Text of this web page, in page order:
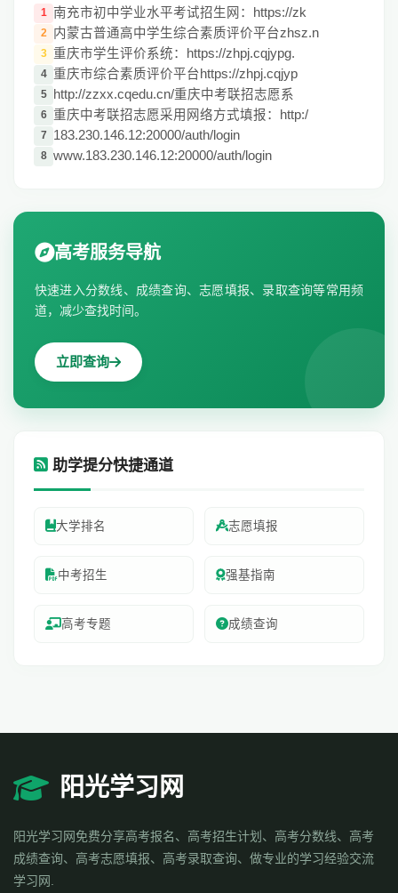
1 南充市初中学业水平考试招生网：https://zk
2 内蒙古普通高中学生综合素质评价平台zhsz.n
3 重庆市学生评价系统：https://zhpj.cqjypg.
4 重庆市综合素质评价平台https://zhpj.cqjyp
5 http://zzxx.cqedu.cn/重庆中考联招志愿系
6 重庆中考联招志愿采用网络方式填报：http:/
7 183.230.146.12:20000/auth/login
8 www.183.230.146.12:20000/auth/login
高考服务导航
快速进入分数线、成绩查询、志愿填报、录取查询等常用频
道，减少查找时间。
立即查询
助学提分快捷通道
大学排名 志愿填报
中考招生 强基指南
高考专题 成绩查询
阳光学习网
阳光学习网免费分享高考报名、高考招生计划、高考分数线、高考
成绩查询、高考志愿填报、高考录取查询、做专业的学习经验交流
学习网.